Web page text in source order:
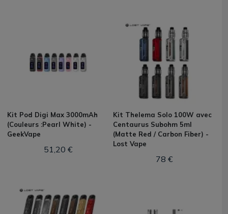
Kit Pod Digi Max 3000mAh
(Couleurs :Pearl White) -
GeekVape
51,20 €
Kit Thelema Solo 100W avec
Centaurus Subohm 5ml
(Matte Red / Carbon Fiber) -
Lost Vape
78 €